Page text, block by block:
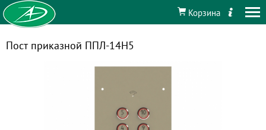
Корзина
Пост приказной ППЛ-14Н5